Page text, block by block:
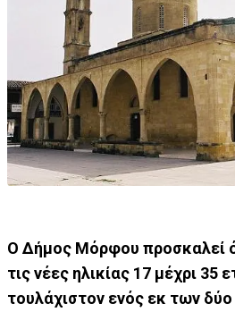
Ο Δήμος Μόρφου προσκαλεί
τις νέες ηλικίας 17 μέχρι
τουλάχιστον ενός εκ των